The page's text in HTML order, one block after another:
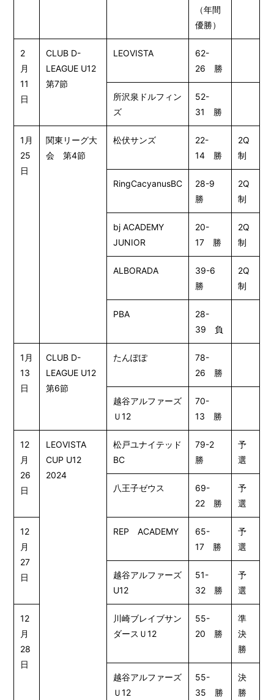
（年間
優勝）
2
月
11
日
CLUB D-
LEAGUE U12
第7節
LEOVISTA
62-
26 勝
所沢泉ドルフィン
ズ
52-
31 勝
1月
25
日
関東リーグ大
会 第4節
松伏サンズ
22-
14 勝
2Q
制
RingCacyanusBC
28-9
勝
2Q
制
bj ACADEMY
JUNIOR
20-
17 勝
2Q
制
ALBORADA
39-6
勝
2Q
制
PBA
28-
39 負
1月
13
日
CLUB D-
LEAGUE U12
第6節
たんぽぽ
78-
26 勝
越谷アルファーズ
Ｕ12
70-
13 勝
12
月
26
日
LEOVISTA
CUP U12
2024
松戸ユナイテッド
BC
79-2
勝
予
選
八王子ゼウス
69-
22 勝
予
選
12
月
27
日
REP ACADEMY
65-
17 勝
予
選
越谷アルファーズ
U12
51-
32 勝
予
選
12
月
28
日
川崎ブレイブサン
ダースＵ12
55-
20 勝
準
決
勝
越谷アルファーズ
Ｕ12
55-
35 勝
決
勝